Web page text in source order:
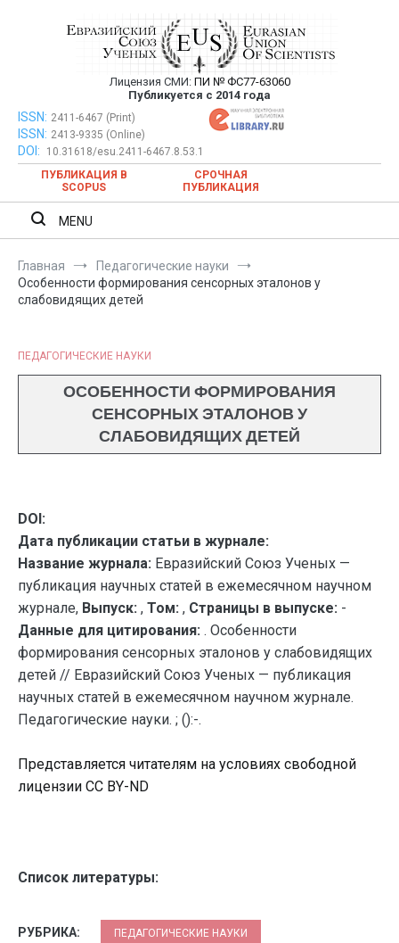
Евразийский Союз Ученых —
публикация научных статей в
ежемесячном научном журнале
Лицензия СМИ: ПИ № ФС77-63060
Публикуется с 2014 года
Евразийский Союз Ученых — публикация научных статей в
ежемесячном научном журнале
ISSN: 2411-6467 (Print)
ISSN: 2413-9335 (Online)
DOI:
10.31618/esu.2411-6467.8.53.1
ПУБЛИКАЦИЯ В
SCOPUS
СРОЧНАЯ
ПУБЛИКАЦИЯ
MENU
Главная
Педагогические науки
Особенности формирования сенсорных эталонов у
слабовидящих детей
ПЕДАГОГИЧЕСКИЕ НАУКИ
ОСОБЕННОСТИ ФОРМИРОВАНИЯ
СЕНСОРНЫХ ЭТАЛОНОВ У
СЛАБОВИДЯЩИХ ДЕТЕЙ
DOI:
Дата публикации статьи в журнале:
Название журнала: Евразийский Союз Ученых —
публикация научных статей в ежемесячном научном
журнале, Выпуск: , Том: , Страницы в выпуске: -
Данные для цитирования: . Особенности
формирования сенсорных эталонов у слабовидящих
детей // Евразийский Союз Ученых — публикация
научных статей в ежемесячном научном журнале.
Педагогические науки. ; ():-.
Представляется читателям на условиях свободной
лицензии CC BY-ND
Список литературы:
РУБРИКА: ПЕДАГОГИЧЕСКИЕ НАУКИ